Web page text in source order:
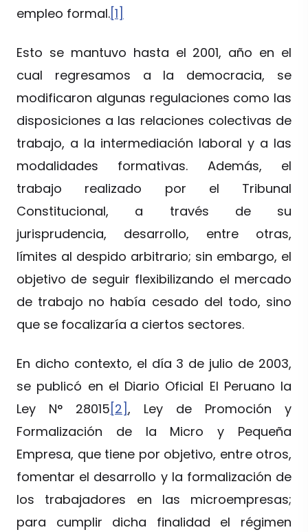
empleo formal.[1]
Esto se mantuvo hasta el 2001, año en el
cual regresamos a la democracia, se
modificaron algunas regulaciones como las
disposiciones a las relaciones colectivas de
trabajo, a la intermediación laboral y a las
modalidades formativas. Además, el
trabajo realizado por el Tribunal
Constitucional, a través de su
jurisprudencia, desarrollo, entre otras,
límites al despido arbitrario; sin embargo, el
objetivo de seguir flexibilizando el mercado
de trabajo no había cesado del todo, sino
que se focalizaría a ciertos sectores.
En dicho contexto, el día 3 de julio de 2003,
se publicó en el Diario Oficial El Peruano la
Ley N° 28015 [2], Ley de Promoción y
Formalización de la Micro y Pequeña
Empresa, que tiene por objetivo, entre otros,
fomentar el desarrollo y la formalización de
los trabajadores en las microempresas;
para cumplir dicha finalidad el régimen